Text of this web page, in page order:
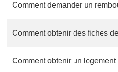
Comment demander un
Comment obtenir des fiches
Comment obtenir un logement